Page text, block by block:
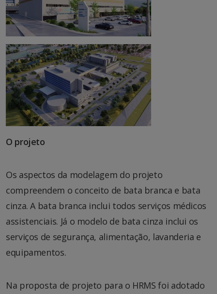
O projeto
Os aspectos da modelagem do projeto
compreendem o conceito de bata branca e bata
cinza. A bata branca inclui todos serviços médicos
assistenciais. Já o modelo de bata cinza inclui os
serviços de segurança, alimentação, lavanderia e
equipamentos.
Na proposta de projeto para o HRMS foi adotado